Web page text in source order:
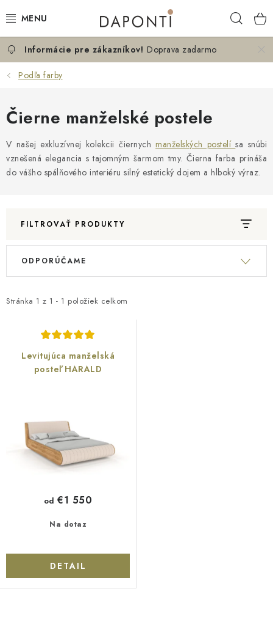
na
MANŽELSKÉ POSTELE
JEDNOLÔŽKOVÉ POSTELE
NOČNÉ STOLÍKY
KOMODY DO SPÁLNE
KONTAKT
Hodnotenie obchodu Blog
Možnosti dopravy
Obchodné podmienky
Podmienky ochrany osobných údajov
O nás
Naša spoločenská zodpovednosť
Doprava zadarmo
Podľa farby
Čierne manželské postele
V našej exkluzívnej kolekcii čiernychmanželských postelísa snúbi
vznešená elegancia s tajomným šarmom tmy. Čierna farba prináša
do vášho spálňového interiéru silný estetický dojem a hlboký výraz.
FILTROVAŤ PRODUKTY
V
i
Stránka 1 z 1 - 1 položiek celkom
R
e
ODPORÚČAME
Levitujúca manželská
posteľ HARALD
Na dotaz
od €1 550
DETAIL